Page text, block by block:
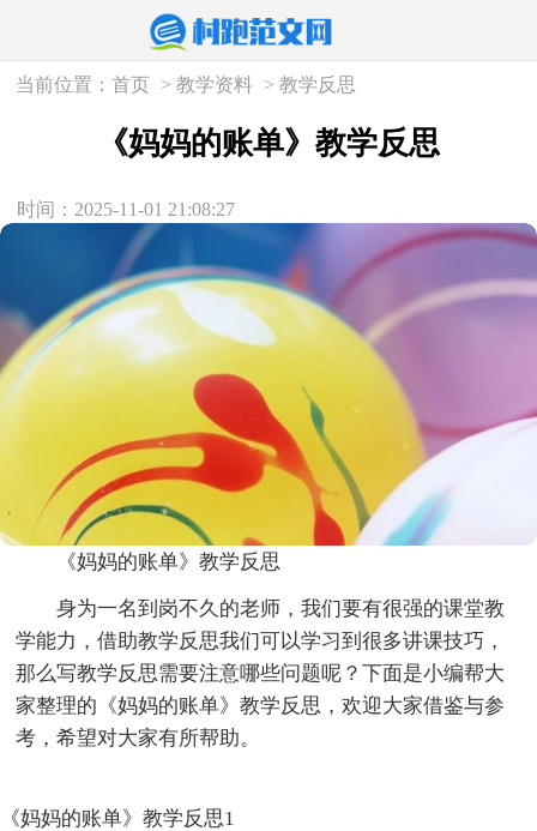
当前位置：首页 >教学资料 >教学反思
《妈妈的账单》教学反思
时间：2025-11-01 21:08:27
《妈妈的账单》教学反思
身为一名到岗不久的老师，我们要有很强的课堂教
学能力，借助教学反思我们可以学习到很多讲课技巧，
那么写教学反思需要注意哪些问题呢？下面是小编帮大
家整理的《妈妈的账单》教学反思，欢迎大家借鉴与参
考，希望对大家有所帮助。
《妈妈的账单》教学反思1